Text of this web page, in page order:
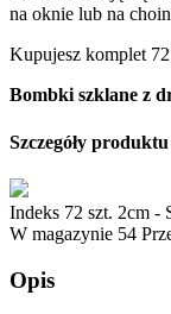
na oknie lub na
Kupujesz komplet
Bombki szklane z
Szczegóły produktu
Indeks 72 szt. 2cm -
W magazynie 54
Opis